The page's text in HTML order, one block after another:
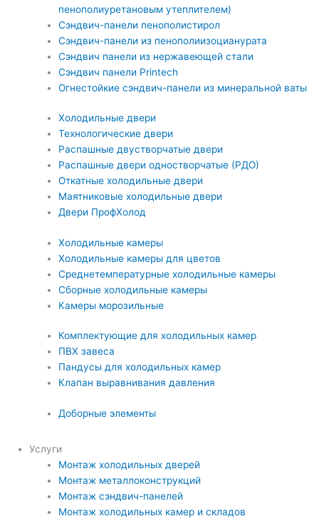
пенополиуретановым утеплителем)
Сэндвич-панели пенополистирол
Сэндвич-панели из пенополиизоцианурата
Сэндвич панели из нержавеющей стали
Сэндвич панели Printech
Огнестойкие сэндвич-панели из минеральной ваты
Холодильные двери
Технологические двери
Распашные двустворчатые двери
Распашные двери одностворчатые (РДО)
Откатные холодильные двери
Маятниковые холодильные двери
Двери ПрофХолод
Холодильные камеры
Холодильные камеры для цветов
Среднетемпературные холодильные камеры
Сборные холодильные камеры
Камеры морозильные
Комплектующие для холодильных камер
ПВХ завеса
Пандусы для холодильных камер
Клапан выравнивания давления
Доборные элементы
Услуги
Монтаж холодильных дверей
Монтаж металлоконструкций
Монтаж сэндвич-панелей
Монтаж холодильных камер и складов